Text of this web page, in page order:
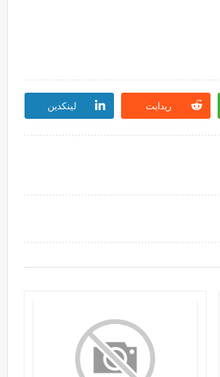
ريدايت لينكدين